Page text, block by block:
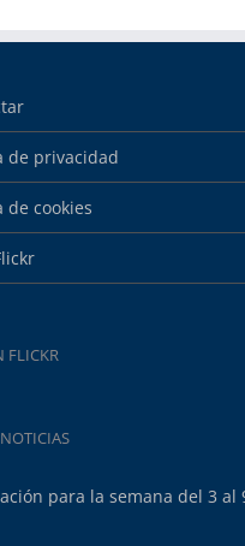
de privacidad
de cookies
FLICKR
para la semana del 3 al